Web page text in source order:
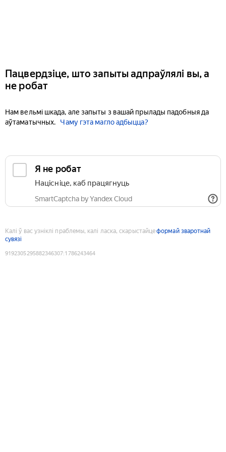
Пацвердзіце, што запыты адпраўлялі вы, а
не робат
Нам вельмі шкада, але запыты з вашай прылады падобныя да
аўтаматычных.
Чаму гэта магло адбыцца?
Я не робат
Націсніце, каб працягнуць
SmartCaptcha by Yandex Cloud
Калі ў вас узніклі праблемы, калі ласка, скарыстайцеформай зваротнай
сувязі
9192305295882346307:1786243464